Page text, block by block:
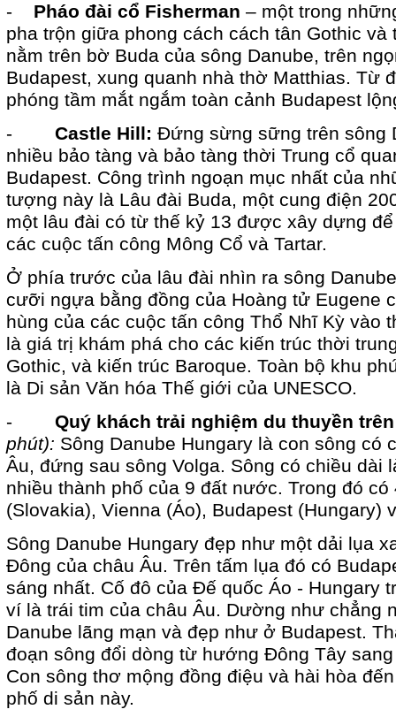
- Pháo đài cổ Fisherman – một trong
pha trộn giữa phong cách cách tân Gothic và
nằm trên bờ Buda của sông Danube, trên
Budapest, xung quanh nhà thờ Matthias. Từ
phóng tầm mắt ngắm toàn cảnh Budapest
- Castle Hill: Đứng sừng sững trên sông
nhiều bảo tàng và bảo tàng thời Trung cổ
Budapest. Công trình ngoạn mục nhất của
tượng này là Lâu đài Buda, một cung điện
một lâu đài có từ thế kỷ 13 được xây dựng
các cuộc tấn công Mông Cổ và Tartar.
Ở phía trước của lâu đài nhìn ra sông
cưỡi ngựa bằng đồng của Hoàng tử Eugene
hùng của các cuộc tấn công Thổ Nhĩ Kỳ vào
là giá trị khám phá cho các kiến trúc thời
Gothic, và kiến ​​trúc Baroque. Toàn bộ khu
là Di sản Văn hóa Thế giới của UNESCO.
- Quý khách trải nghiệm du thuyền
phút): Sông Danube Hungary là con sông có
Âu, đứng sau sông Volga. Sông có chiều dài
nhiều thành phố của 9 đất nước. Trong đó
(Slovakia), Vienna (Áo), Budapest (Hungary)
Sông Danube Hungary đẹp như một dải lụa
Đông của châu Âu. Trên tấm lụa đó có
sáng nhất. Cố đô của Đế quốc Áo - Hungary
ví là trái tim của châu Âu. Dường như chẳng
Danube lãng mạn và đẹp như ở Budapest.
đoạn sông đổi dòng từ hướng Đông Tây
Con sông thơ mộng đồng điệu và hài hòa
phố di sản này.